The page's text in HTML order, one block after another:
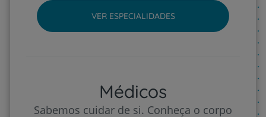
VER ESPECIALIDADES
Médicos
Sabemos cuidar de si. Conheça o corpo